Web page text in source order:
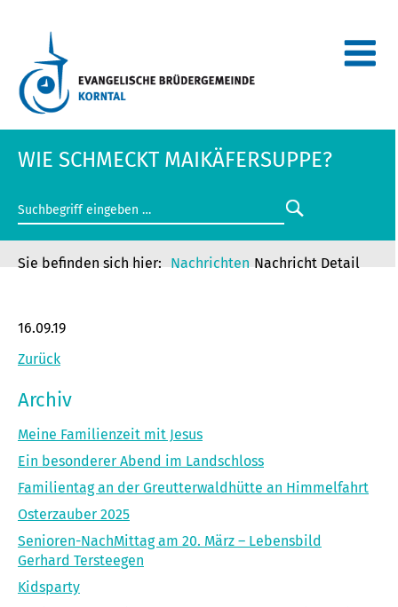
WIE SCHMECKT MAIKÄFERSUPPE?
Nachrichten Nachricht Detail
16.09.19
Zurück
Archiv
Meine Familienzeit mit Jesus
Ein besonderer Abend im Landschloss
Familientag an der Greutterwaldhütte an Himmelfahrt
Osterzauber 2025
Senioren-NachMittag am 20. März – Lebensbild
Gerhard Tersteegen
Kidsparty